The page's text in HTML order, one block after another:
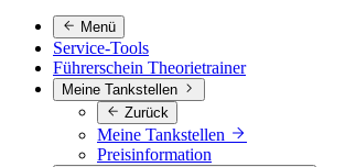
Menü
Service-Tools
Führerschein Theorietrainer
Meine Tankstellen
Zurück
Meine Tankstellen
Preisinformation